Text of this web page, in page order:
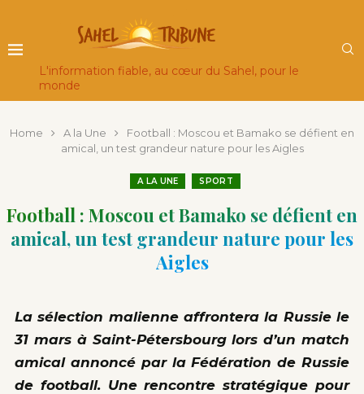
L'information fiable, au cœur du Sahel, pour le
monde
Home A la Une
Football : Moscou et Bamako se défient en
amical, un test grandeur nature pour les Aigles
A LA UNE SPORT
Football : Moscou et Bamako se défient en
amical, un test grandeur nature pour les
Aigles
La sélection malienne affrontera la Russie le
31 mars à Saint-Pétersbourg lors d’un match
amical annoncé par la Fédération de Russie
de football. Une rencontre stratégique pour